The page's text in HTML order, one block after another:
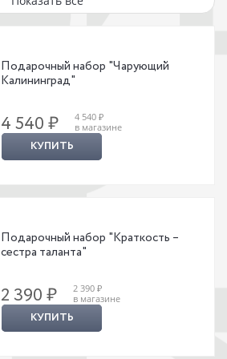
Подарочный набор "Чарующий
Калининград"
4 540 ₽
4 540 ₽
в магазине
КУПИТЬ
Подарочный набор "Краткость –
сестра таланта"
2 390 ₽
2 390 ₽
в магазине
КУПИТЬ